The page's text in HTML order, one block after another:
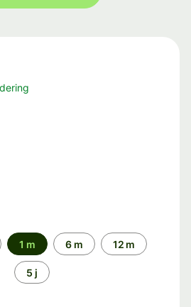
1 m 6 m 12 m
5 j